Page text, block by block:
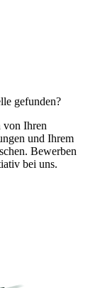
gefunden?
von Ihren
und Ihrem
Bewerben
bei uns.